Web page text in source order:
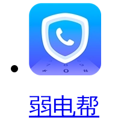
弱电帮